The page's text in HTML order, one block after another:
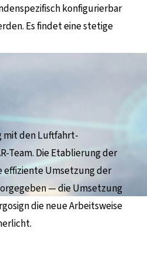
konfigurierbar
Es findet eine stetige
mit den Luftfahrt-
Team. Die Etablierung der
effiziente Umsetzung der
— die Umsetzung
die neue Arbeitsweise